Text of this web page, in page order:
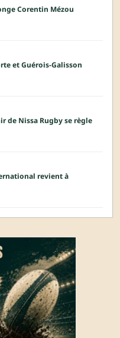
Corentin Mézou
et Guérois-Galisson
de Nissa Rugby se règle
revient à